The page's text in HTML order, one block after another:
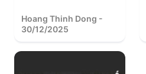
Hoang Thinh Dong -
30/12/2025